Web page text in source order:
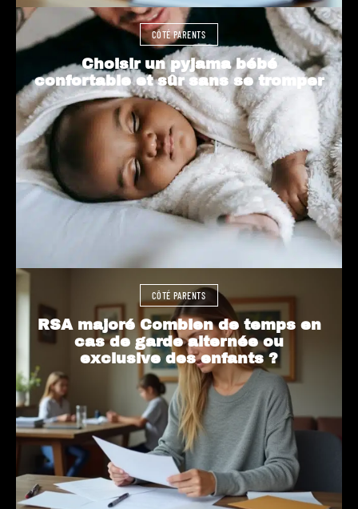
CÔTÉ PARENTS
Choisir un pyjama bébé
confortable et sûr sans se tromper
CÔTÉ PARENTS
RSA majoré Combien de temps en
cas de garde alternée ou
exclusive des enfants ?